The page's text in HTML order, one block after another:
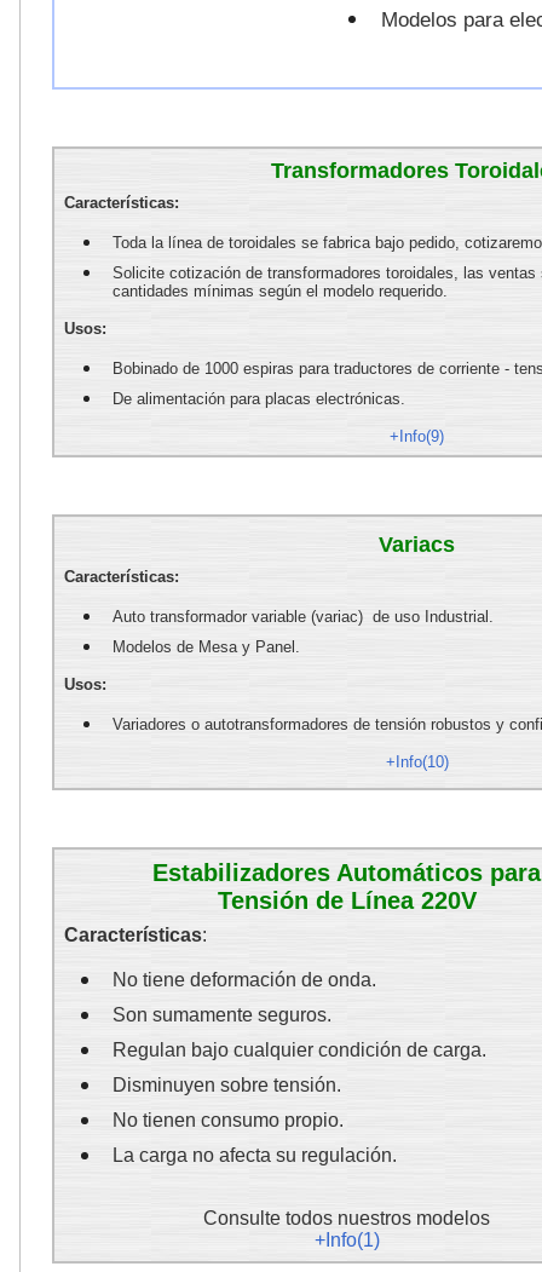
Modelos para
Transformadores
Características:
Toda la línea de toroidales se fabrica bajo pedido,
Solicite cotización de transformadores toroidales, las ventas
cantidades mínimas según el modelo requerido.
Usos:
Bobinado de 1000 espiras para traductores de corriente -
De alimentación para placas electrónicas.
+Info(9)
Variacs
Características:
Auto transformador variable (variac) de uso Industrial.
Modelos de Mesa y Panel.
Usos:
Variadores o autotransformadores de tensión robustos y
+Info(10)
Estabilizadores Automáticos para
Tensión de Línea 220V
Características:
No tiene deformación de onda.
Son sumamente seguros.
Regulan bajo cualquier condición de carga.
Disminuyen sobre tensión.
No tienen consumo propio.
La carga no afecta su regulación.
Consulte todos nuestros modelos
+Info(1)